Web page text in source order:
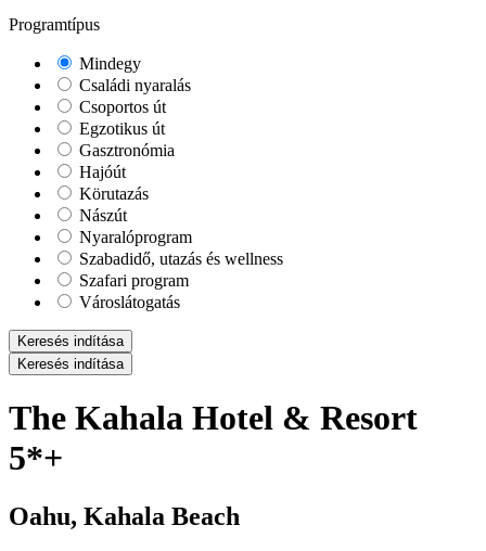
Programtípus
Mindegy
Családi nyaralás
Csoportos út
Egzotikus út
Gasztronómia
Hajóút
Körutazás
Nászút
Nyaralóprogram
Szabadidő, utazás és wellness
Szafari program
Városlátogatás
Keresés indítása
Keresés indítása
The Kahala Hotel & Resort
5*+
Oahu, Kahala Beach